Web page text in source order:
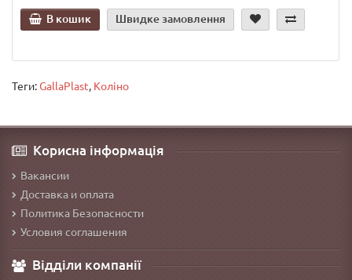
В кошик Швидке замовлення
Теги:GallaPlast, Коліно
Корисна інформація
Вакансии
Доставка и оплата
Политика Безопасности
Условия соглашения
Відділи компанії